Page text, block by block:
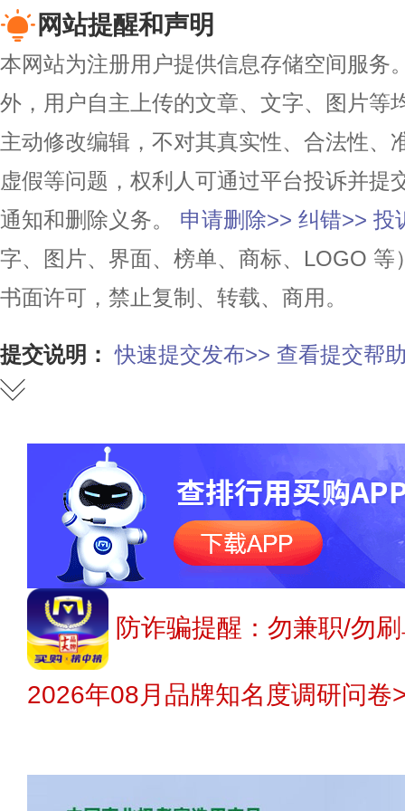
网站提醒和声明
本网站为注册用户提供信息存储空间服务
外，用户自主上传的文章、文字、图片等
主动修改编辑，不对其真实性、合法性、
虚假等问题，权利人可通过平台投诉并提
通知和删除义务。
申请删除>> 纠错>> 投
字、图片、界面、榜单、商标、LOGO
书面许可，禁止复制、转载、商用。
提交说明： 快速提交发布>> 查看提交帮
防诈骗提醒：勿兼职/勿
2026年08月品牌知名度调研问卷